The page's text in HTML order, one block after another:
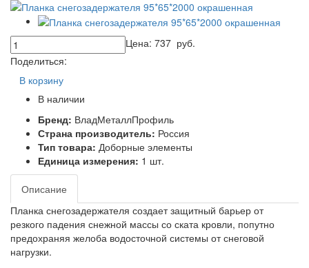
Цена: 737 руб.
Поделиться:
В корзину
В наличии
Бренд: ВладМеталлПрофиль
Страна производитель: Россия
Тип товара: Доборные элементы
Единица измерения: 1 шт.
Описание
Планка снегозадержателя создает защитный барьер от
резкого падения снежной массы со ската кровли, попутно
предохраняя желоба водосточной системы от снеговой
нагрузки.